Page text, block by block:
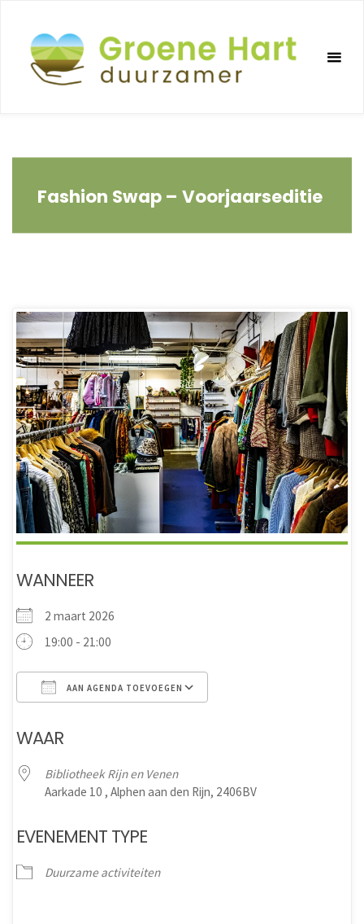
inhoud
Fashion Swap – Voorjaarseditie
WANNEER
2 maart 2026
19:00 - 21:00
AAN AGENDA TOEVOEGEN
WAAR
Bibliotheek Rijn en Venen
Aarkade 10 , Alphen aan den Rijn, 2406BV
EVENEMENT TYPE
Duurzame activiteiten